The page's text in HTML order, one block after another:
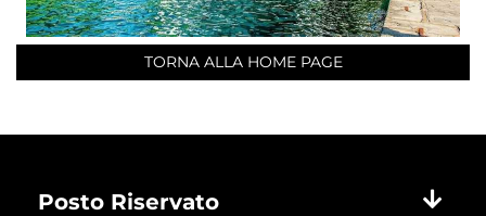
TORNA ALLA HOME PAGE
Posto Riservato